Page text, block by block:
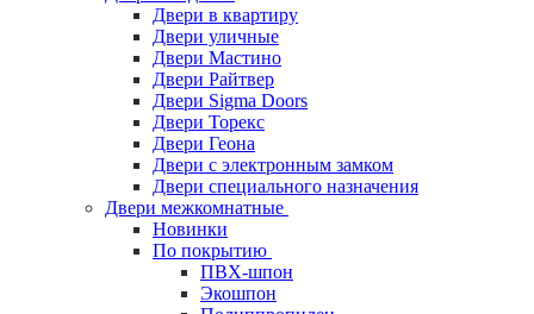
Двери в квартиру
Двери уличные
Двери Мастино
Двери Райтвер
Двери Sigma Doors
Двери Торекс
Двери Геона
Двери с электронным замком
Двери специального назначения
Двери межкомнатные
Новинки
По покрытию
ПВХ-шпон
Экошпон